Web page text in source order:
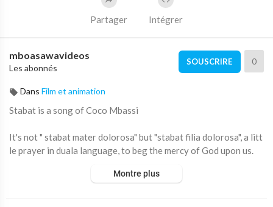
Partager Intégrer
mboasawavideos
Les abonnés
SOUSCRIRE 0
Dans Film et animation
Stabat is a song of Coco Mbassi
It's not " stabat mater dolorosa" but "stabat filia dolorosa", a litt
le prayer in duala language, to beg the mercy of God upon us.
Mwenge ka son'a makanè o sosomèyè Loba la Ndedi, na a loke
Montre plus